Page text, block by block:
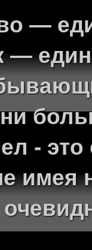
—
—
- это